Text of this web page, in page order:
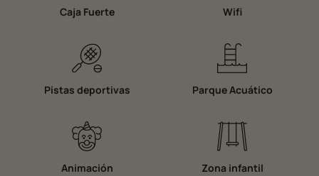
Caja Fuerte Wifi
Pistas deportivas Parque Acuático
Animación Zona infantil